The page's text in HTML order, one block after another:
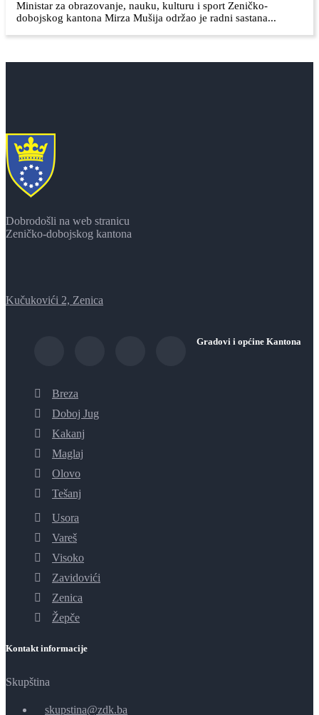
Ministar za obrazovanje, nauku, kulturu i sport Zeničko-
dobojskog kantona Mirza Mušija održao je radni sastana...
Dobrodošli na web stranicu
Zeničko-dobojskog kantona
Kučukovići 2, Zenica
Gradovi i općine Kantona
Breza
Doboj Jug
Kakanj
Maglaj
Olovo
Tešanj
Usora
Vareš
Visoko
Zavidovići
Zenica
Žepče
Kontakt informacije
Skupština
skupstina@zdk.ba